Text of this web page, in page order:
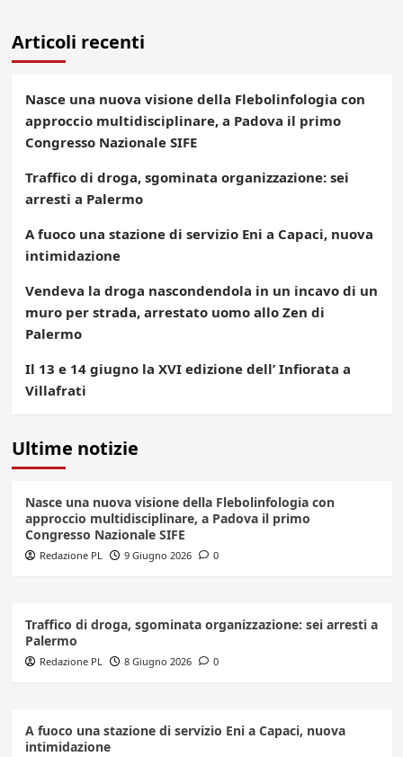
Articoli recenti
Nasce una nuova visione della Flebolinfologia con
approccio multidisciplinare, a Padova il primo
Congresso Nazionale SIFE
Traffico di droga, sgominata organizzazione: sei
arresti a Palermo
A fuoco una stazione di servizio Eni a Capaci, nuova
intimidazione
Vendeva la droga nascondendola in un incavo di un
muro per strada, arrestato uomo allo Zen di
Palermo
Il 13 e 14 giugno la XVI edizione dell’ Infiorata a
Villafrati
Ultime notizie
Nasce una nuova visione della Flebolinfologia con
approccio multidisciplinare, a Padova il primo
Congresso Nazionale SIFE
Redazione PL 9 Giugno 2026 0
Traffico di droga, sgominata organizzazione: sei arresti a
Palermo
Redazione PL 8 Giugno 2026 0
A fuoco una stazione di servizio Eni a Capaci, nuova
intimidazione